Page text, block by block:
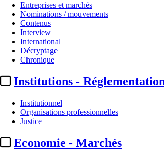
Entreprises et marchés
Nominations / mouvements
Contenus
Interview
International
Décryptage
Chronique
Institutions -
Institutionnel
Organisations professionnelles
Justice
Economie - Marchés
Nominations / mouvements
OCS :Boris
Actualité n° 214581| Publié le 09 juil. 2019
...